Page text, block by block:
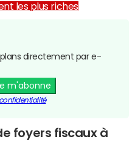
les plus riches
directement par e-
m'abonne
foyers fiscaux à